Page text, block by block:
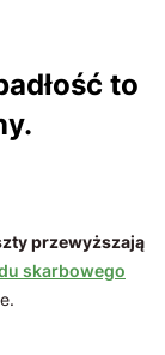
przewyższają
skarbowego